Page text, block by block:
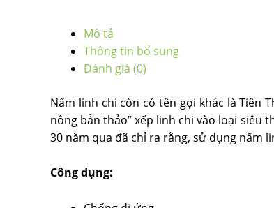
Mô tả
Thông tin bổ sung
Đánh giá (0)
Nấm linh chi còn có tên gọi khác là Tiên
nông bản thảo” xếp linh chi vào loại siêu
30 năm qua đã chỉ ra rằng, sử dụng nấm
Công dụng: